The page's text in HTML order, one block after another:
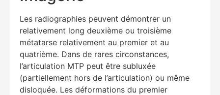
Les radiographies peuvent démontrer un
relativement long deuxième ou troisième
métatarse relativement au premier et au
quatrième. Dans de rares circonstances,
l’articulation MTP peut être subluxée
(partiellement hors de l’articulation) ou même
disloquée. Les déformations du premier